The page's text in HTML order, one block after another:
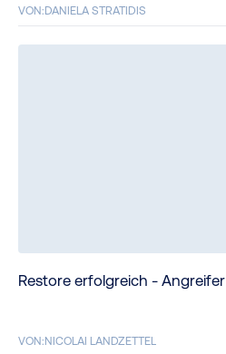
VON:DANIELA STRATIDIS
Restore erfolgreich -
VON:NICOLAI LANDZETTEL